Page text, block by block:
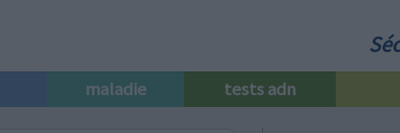
maladie tests adn